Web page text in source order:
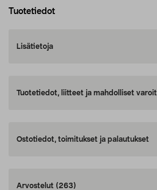
Tuotetiedot
Lisätietoja
Tuotetiedot, liitteet ja mahdolliset
Ostotiedot, toimitukset ja palautukset
Arvostelut (263)